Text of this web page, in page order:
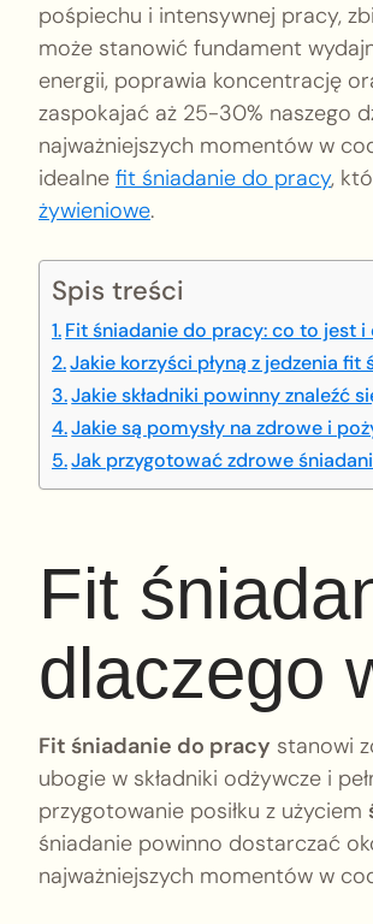
pośpiechu i intensywnej pracy,
może stanowić fundament
energii, poprawia koncentrację
zaspokajać aż 25-30% naszego
najważniejszych momentów w
idealne fit śniadanie do pracy,
żywieniowe.
Spis treści
Fit śniadanie do pracy: co to jest
Jakie korzyści płyną z jedzenia
Jakie składniki powinny znaleźć
Jakie są pomysły na zdrowe i
Jak przygotować zdrowe
Fit
dlaczego
Fit śniadanie do pracy stanowi
ubogie w składniki odżywcze i
przygotowanie posiłku z użyciem
śniadanie powinno dostarczać
najważniejszych momentów w